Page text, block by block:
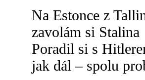
Na Estonce z
zavolám si Stalina
Poradil si s
jak dál – spolu